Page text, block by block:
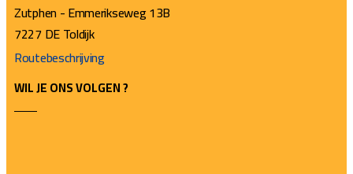
Zutphen - Emmerikseweg 13B
7227 DE Toldijk
Routebeschrijving
WIL JE ONS VOLGEN ?